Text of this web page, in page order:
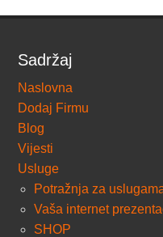
Sadržaj
Naslovna
Dodaj Firmu
Blog
Vijesti
Usluge
Potražnja za
Vaša internet
SHOP